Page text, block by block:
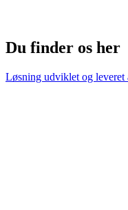
Du finder os her
Løsning udviklet og leveret